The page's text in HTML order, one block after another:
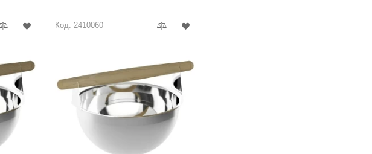
Код: 2410060